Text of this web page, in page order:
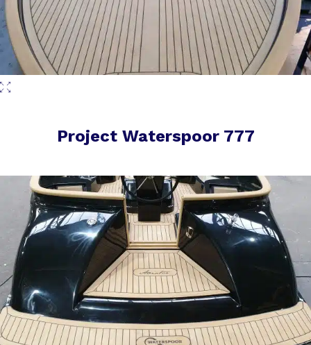
Project Waterspoor 777